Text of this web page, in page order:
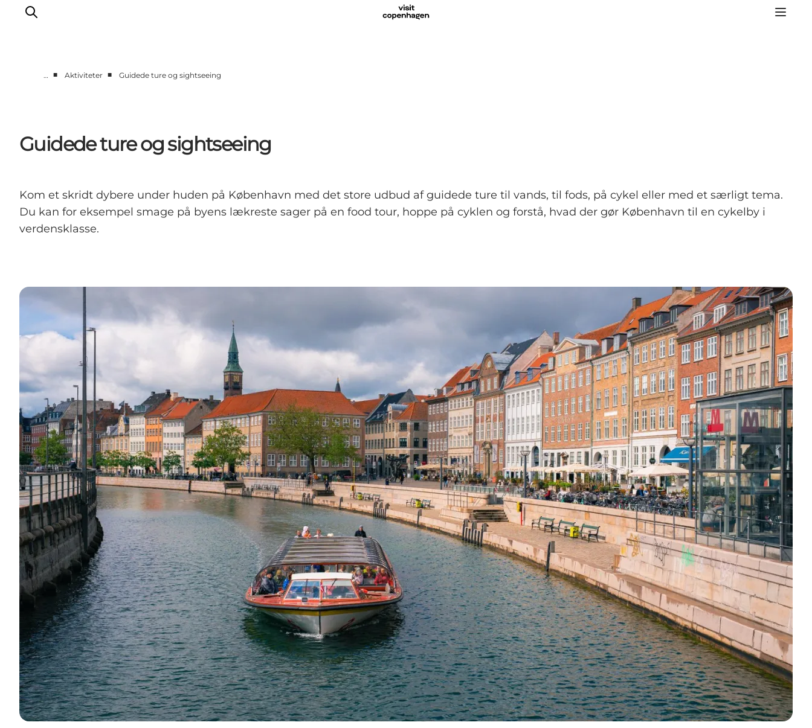
Spis & drik
Områder
CopenPay
Copenhagen Card
… ■ Aktiviteter ■ Guidede ture og sightseeing
Guidede ture og sightseeing
Kom et skridt dybere under huden på København med det store udbud af guidede ture til vands, til fods, på cykel eller med et særligt tema.
Du kan for eksempel smage på byens lækreste sager på en food tour, hoppe på cyklen og forstå, hvad der gør København til en cykelby i
verdensklasse.